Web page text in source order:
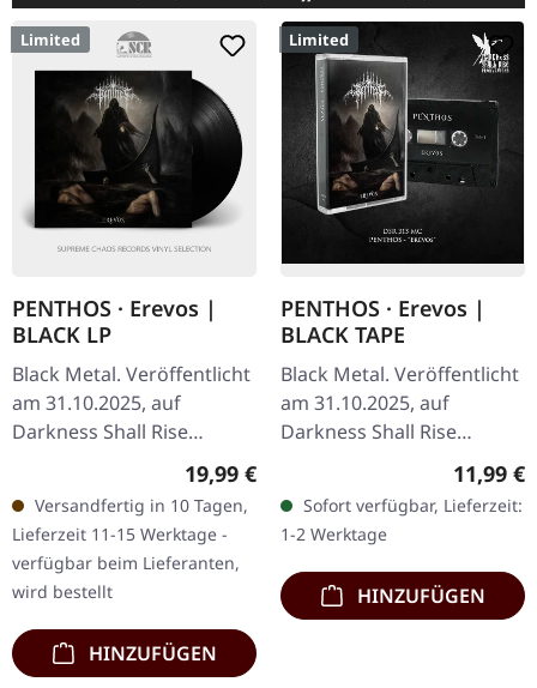
Limited
PENTHOS · Erevos |
BLACK LP
Black Metal. Veröffentlicht
am 31.10.2025, auf
Darkness Shall Rise
Productions. Schwarzes
Vinyl mit Insert. Limitiert
auf 150 Exemplare. Die…
Regulärer Preis:
19,99 €
Versandfertig in 10 Tagen,
Lieferzeit 11-15 Werktage -
verfügbar beim Lieferanten,
wird bestellt
HINZUFÜGEN
Limited
PENTHOS · Erevos |
BLACK TAPE
Black Metal. Veröffentlicht
am 31.10.2025, auf
Darkness Shall Rise
Productions. Schwarze
Musik-Kassette, 6-seitiges
J-Card. Limitiert auf 150…
11,99 €
Sofort verfügbar, Lieferzeit:
1-2 Werktage
HINZUFÜGEN